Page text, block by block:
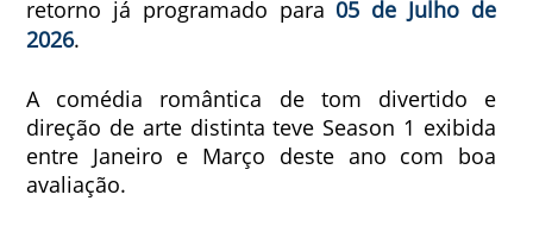
retorno já programado para 05 de Julho de
2026.
A comédia romântica de tom divertido e
direção de arte distinta teve Season 1 exibida
entre Janeiro e Março deste ano com boa
avaliação.